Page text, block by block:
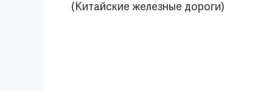
(Китайские железные дороги)